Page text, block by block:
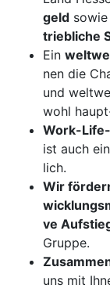
geld
trieb­li­che
Ein
nen die
und
wohl
Work-
ist auch
lich.
Wir
ve
Grup­pe.
uns mit